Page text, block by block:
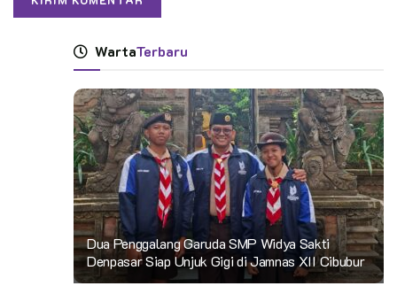
WartaTerbaru
Dua Penggalang Garuda SMP Widya Sakti
Denpasar Siap Unjuk Gigi di Jamnas XII Cibubur